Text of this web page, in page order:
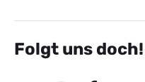
Folgt uns doch!